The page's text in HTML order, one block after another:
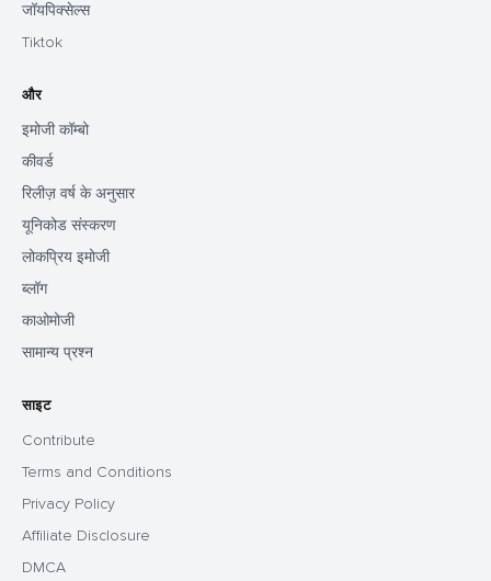
जॉयपिक्सेल्स
Tiktok
और
इमोजी कॉम्बो
कीवर्ड
रिलीज़ वर्ष के अनुसार
यूनिकोड संस्करण
लोकप्रिय इमोजी
ब्लॉग
काओमोजी
सामान्य प्रश्न
साइट
Contribute
Terms and Conditions
Privacy Policy
Affiliate Disclosure
DMCA